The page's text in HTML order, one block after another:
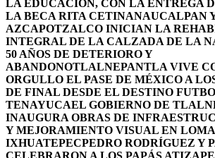
LA EDUCACIÓN, CON LA ENTREGA
LA BECA RITA CETINANAUCALPAN
AZCAPOTZALCO INICIAN LA
INTEGRAL DE LA CALZADA DE LA
50 AÑOS DE DETERIORO Y
ABANDONOTLALNEPANTLA VIVE
ORGULLO EL PASE DE MÉXICO A
DE FINAL DESDE EL DESTINO
TENAYUCAEL GOBIERNO DE
INAUGURA OBRAS DE
Y MEJORAMIENTO VISUAL EN
IXHUATEPECPEDRO RODRÍGUEZ Y
CELEBRARON A LOS PAPÁS